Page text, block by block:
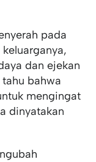
pada
dan ejekan
bahwa
mengingat
dinyatakan